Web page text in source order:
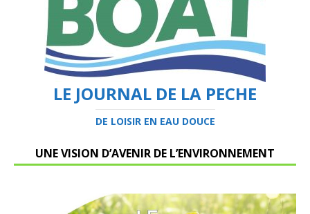
LE JOURNAL DE LA PECHE
DE LOISIR EN EAU DOUCE
UNE VISION D’AVENIR DE L’ENVIRONNEMENT